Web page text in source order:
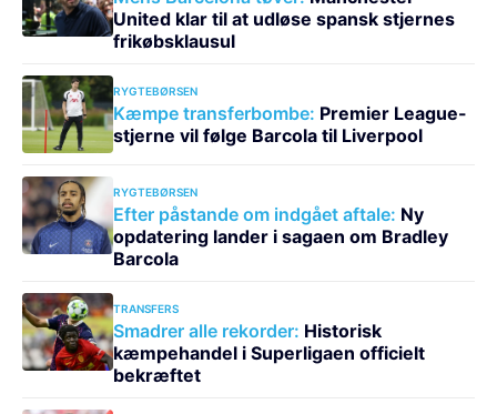
United klar til at udløse spansk stjernes
frikøbsklausul
RYGTEBØRSEN
Kæmpe transferbombe: Premier League-
stjerne vil følge Barcola til Liverpool
RYGTEBØRSEN
Efter påstande om indgået aftale: Ny
opdatering lander i sagaen om Bradley
Barcola
TRANSFERS
Smadrer alle rekorder: Historisk
kæmpehandel i Superligaen officielt
bekræftet